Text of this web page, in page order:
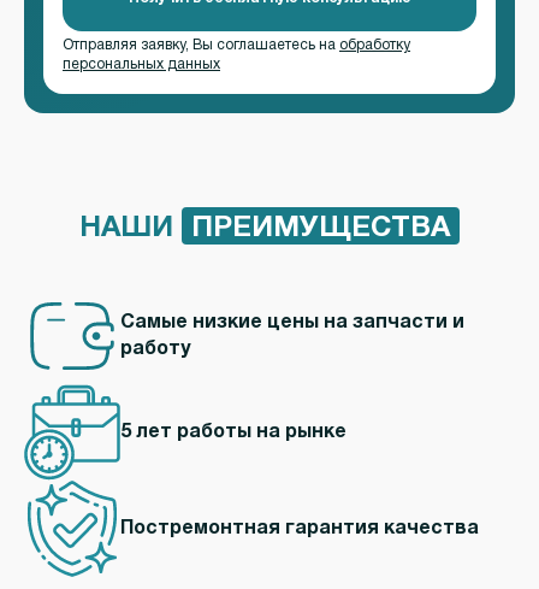
Отправляя заявку, Вы соглашаетесь на обработку
персональных данных
НАШИ ПРЕИМУЩЕСТВА
Самые низкие цены на запчасти и
работу
5 лет работы на рынке
Постремонтная гарантия качества